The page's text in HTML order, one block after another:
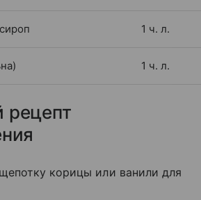
1 ч. л.
1 ч. л.
рецепт
корицы или ванили для